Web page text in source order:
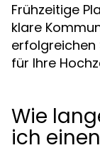
Frühzeitige
klare
erfolgreichen
für Ihre
Wie
ich